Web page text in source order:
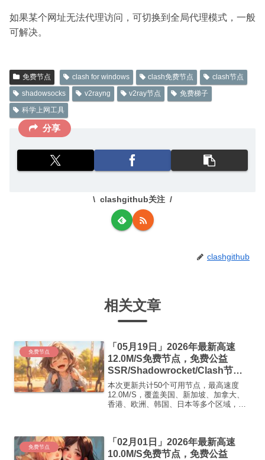
如果某个网址无法代理访问，可切换到全局代理模式，一般
可解决。
免费节点 clash for windows clash免费节点
clash节点
shadowsocks
v2rayng v2ray节点
免费梯子
科学上网工具
分享
clashgithub关注
clashgithub
相关文章
免费节点
「05月19日」2026年最新高速
12.0M/S免费节点，免费公益
SSR/Shadowrocket/Clash节
点/v2ray节点|免费订阅|免费梯子|
免费机场
本次更新共计50个可用节点，最高速度
12.0M/S，覆盖美国、新加坡、加拿大、
香港、欧洲、韩国、日本等多个区域，复
FR666)...
免费节点
「02月01日」2026年最新高速
10.0M/S免费节点，免费公益